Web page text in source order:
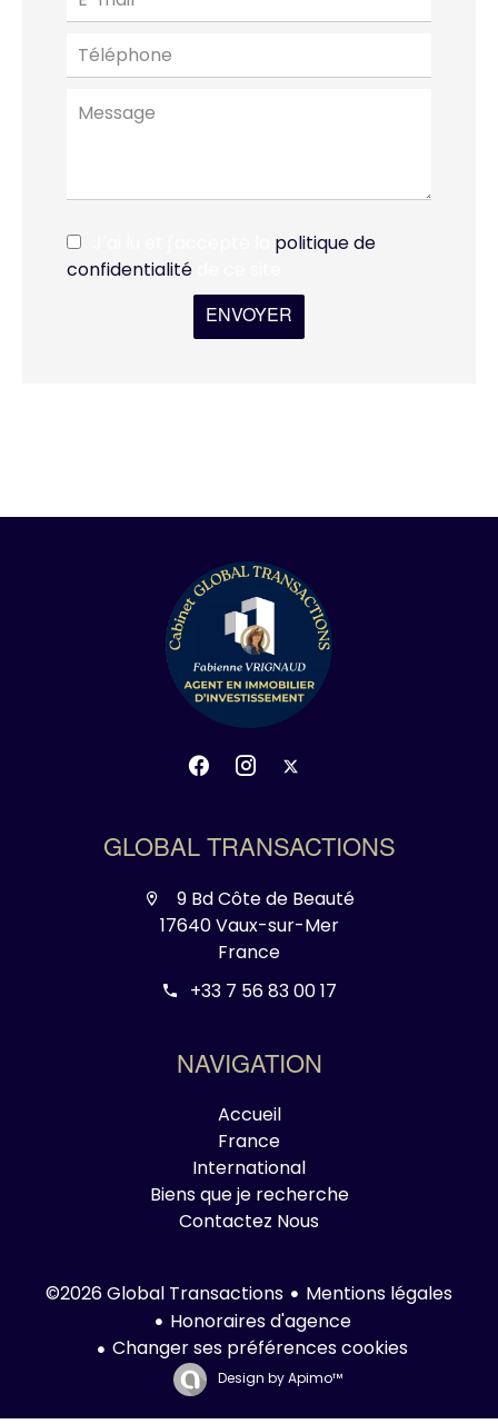
politique de
confidentialité
ENVOYER
GLOBAL TRANSACTIONS
9 Bd Côte de Beauté
17640 Vaux-sur-Mer
France
+33 7 56 83 00 17
NAVIGATION
Accueil
France
International
Biens que je recherche
Contactez Nous
©2026 Global Transactions
Mentions légales
Honoraires d'agence
Changer ses préférences cookies
Design byApimo™